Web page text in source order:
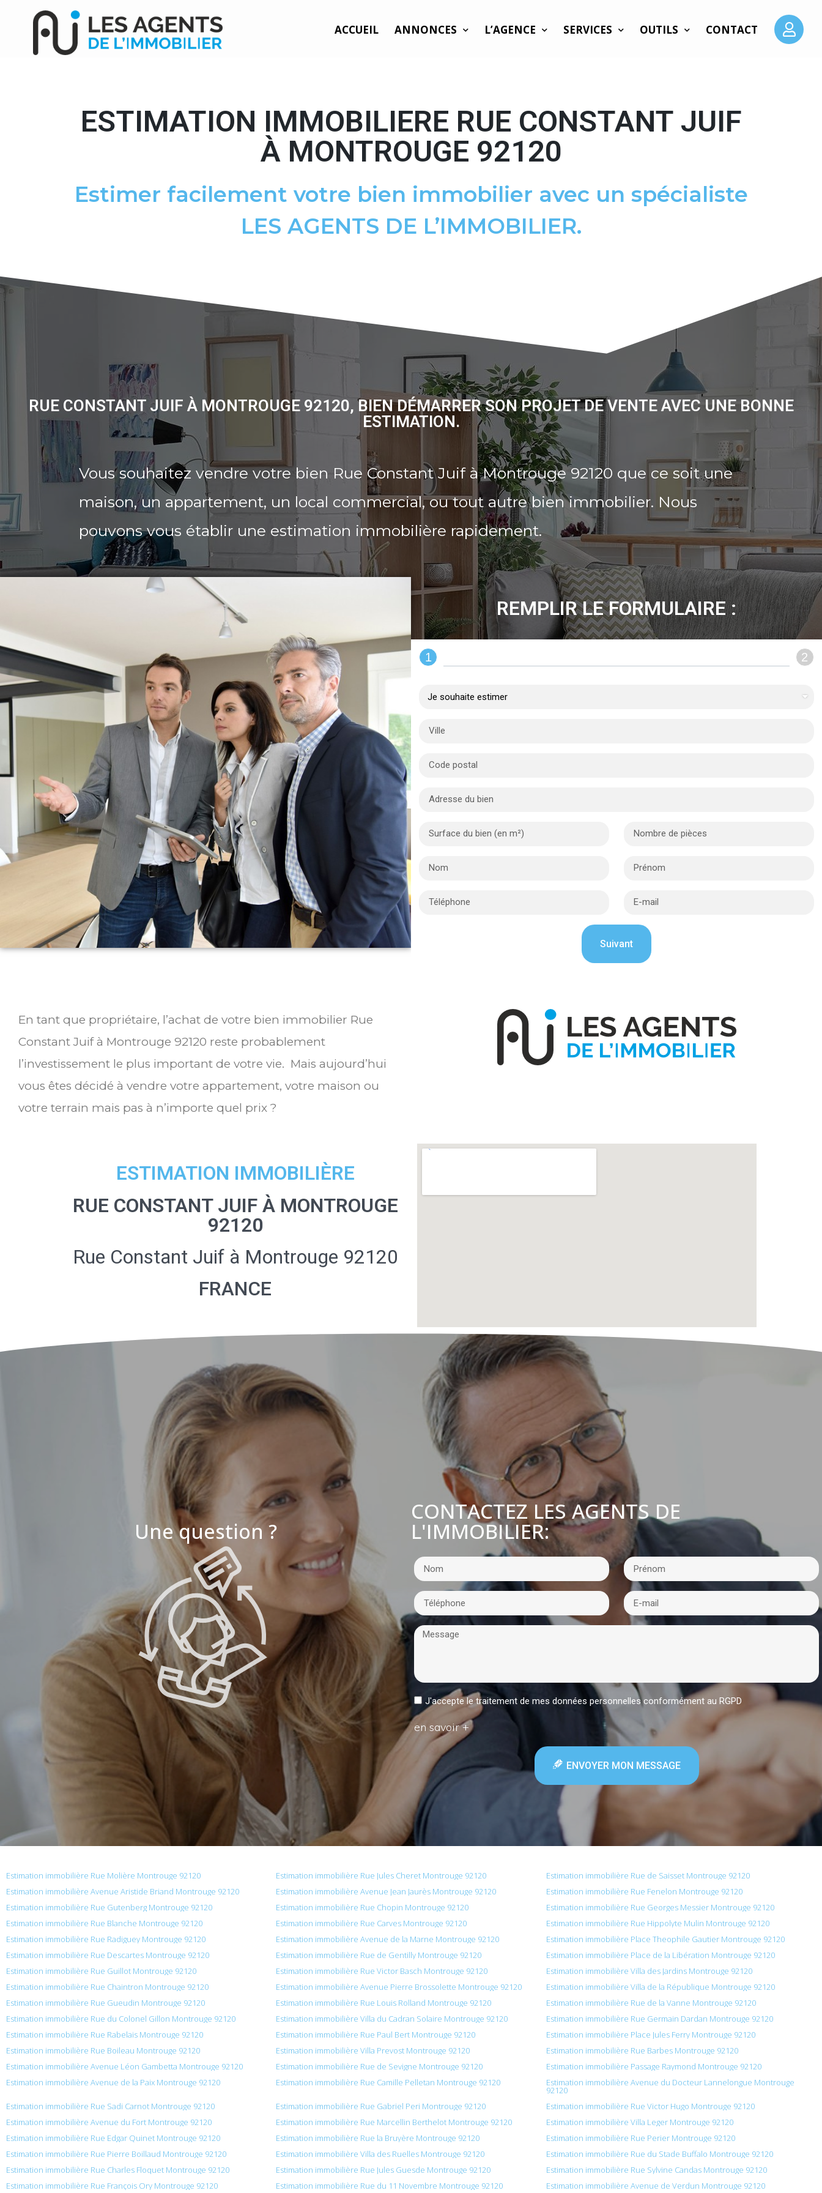
ACCUEIL ANNONCES L’AGENCE SERVICES OUTILS CONTACT
ESTIMATION IMMOBILIERE RUE CONSTANT JUIF
À MONTROUGE 92120
Estimer facilement votre bien immobilier avec un spécialiste
LES AGENTS DE L’IMMOBILIER.
RUE CONSTANT JUIF À MONTROUGE 92120, BIEN DÉMARRER SON PROJET DE VENTE AVEC UNE BONNE
ESTIMATION.
Vous souhaitez vendre votre bien Rue Constant Juif à Montrouge 92120 que ce soit une
maison, un appartement, un local commercial, ou tout autre bien immobilier. Nous
pouvons vous établir une estimation immobilière rapidement.
REMPLIR LE FORMULAIRE :
1 2
En tant que propriétaire, l’achat de votre bien immobilier Rue
Constant Juif à Montrouge 92120 reste probablement
l’investissement le plus important de votre vie. Mais aujourd’hui
vous êtes décidé à vendre votre appartement, votre maison ou
votre terrain mais pas à n’importe quel prix ?
ESTIMATION IMMOBILIÈRE
RUE CONSTANT JUIF À MONTROUGE
92120
Rue Constant Juif à Montrouge 92120
FRANCE
Une question ?
CONTACTEZ LES AGENTS DE
L'IMMOBILIER:
J'accepte le traitement de mes données personnelles conformément au RGPD
en savoir +
ENVOYER MON MESSAGE
Estimation immobilière Rue Molière Montrouge 92120 Estimation immobilière Rue Jules Cheret Montrouge 92120
Estimation immobilière Rue de Saisset Montrouge 92120
Estimation immobilière Avenue Aristide Briand Montrouge 92120
Estimation immobilière Avenue Jean Jaurès Montrouge 92120
Estimation immobilière Rue Fenelon Montrouge 92120
Estimation immobilière Rue Gutenberg Montrouge 92120
Estimation immobilière Rue Chopin Montrouge 92120
Estimation immobilière Rue Georges Messier Montrouge 92120
Estimation immobilière Rue Blanche Montrouge 92120
Estimation immobilière Rue Carves Montrouge 92120
Estimation immobilière Rue Hippolyte Mulin Montrouge 92120
Estimation immobilière Rue Radiguey Montrouge 92120
Estimation immobilière Avenue de la Marne Montrouge 92120
Estimation immobilière Place Theophile Gautier Montrouge 92120
Estimation immobilière Rue Descartes Montrouge 92120
Estimation immobilière Rue de Gentilly Montrouge 92120
Estimation immobilière Place de la Libération Montrouge 92120
Estimation immobilière Rue Guillot Montrouge 92120
Estimation immobilière Rue Victor Basch Montrouge 92120
Estimation immobilière Villa des Jardins Montrouge 92120
Estimation immobilière Rue Chaintron Montrouge 92120
Estimation immobilière Avenue Pierre Brossolette Montrouge 92120
Estimation immobilière Villa de la République Montrouge 92120
Estimation immobilière Rue Gueudin Montrouge 92120
Estimation immobilière Rue Louis Rolland Montrouge 92120
Estimation immobilière Rue de la Vanne Montrouge 92120
Estimation immobilière Rue du Colonel Gillon Montrouge 92120
Estimation immobilière Villa du Cadran Solaire Montrouge 92120
Estimation immobilière Rue Germain Dardan Montrouge 92120
Estimation immobilière Rue Rabelais Montrouge 92120
Estimation immobilière Rue Paul Bert Montrouge 92120
Estimation immobilière Place Jules Ferry Montrouge 92120
Estimation immobilière Rue Boileau Montrouge 92120
Estimation immobilière Villa Prevost Montrouge 92120
Estimation immobilière Rue Barbes Montrouge 92120
Estimation immobilière Avenue Léon Gambetta Montrouge 92120
Estimation immobilière Rue de Sevigne Montrouge 92120
Estimation immobilière Passage Raymond Montrouge 92120
Estimation immobilière Avenue de la Paix Montrouge 92120
Estimation immobilière Rue Camille Pelletan Montrouge 92120 Estimation immobilière Avenue du Docteur Lannelongue Montrouge
92120
Estimation immobilière Rue Sadi Carnot Montrouge 92120
Estimation immobilière Rue Gabriel Peri Montrouge 92120
Estimation immobilière Rue Victor Hugo Montrouge 92120
Estimation immobilière Avenue du Fort Montrouge 92120
Estimation immobilière Rue Marcellin Berthelot Montrouge 92120
Estimation immobilière Villa Leger Montrouge 92120
Estimation immobilière Rue Edgar Quinet Montrouge 92120
Estimation immobilière Rue la Bruyère Montrouge 92120
Estimation immobilière Rue Perier Montrouge 92120
Estimation immobilière Rue Pierre Boillaud Montrouge 92120
Estimation immobilière Villa des Ruelles Montrouge 92120
Estimation immobilière Rue du Stade Buffalo Montrouge 92120
Estimation immobilière Rue Charles Floquet Montrouge 92120
Estimation immobilière Rue Jules Guesde Montrouge 92120
Estimation immobilière Rue Sylvine Candas Montrouge 92120
Estimation immobilière Rue François Ory Montrouge 92120
Estimation immobilière Rue du 11 Novembre Montrouge 92120 Estimation immobilière Avenue de Verdun Montrouge 92120